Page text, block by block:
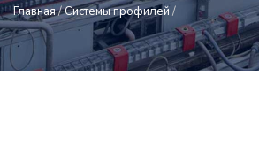
Главная/Системы профилей/